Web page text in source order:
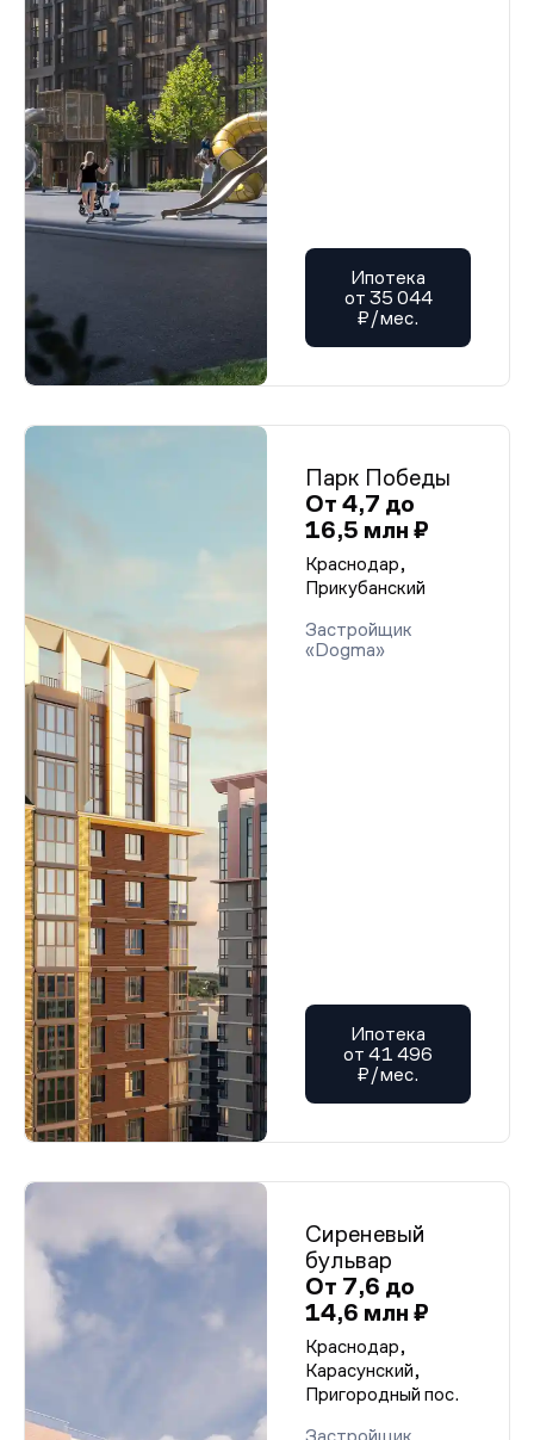
Ипотека
от 35 044
₽/мес.
Парк Победы
От 4,7 до
16,5 млн ₽
Краснодар,
Прикубанский
Застройщик
«Dogma»
Ипотека
от 41 496
₽/мес.
Сиреневый
бульвар
От 7,6 до
14,6 млн ₽
Краснодар,
Карасунский,
Пригородный пос.
Застройщик